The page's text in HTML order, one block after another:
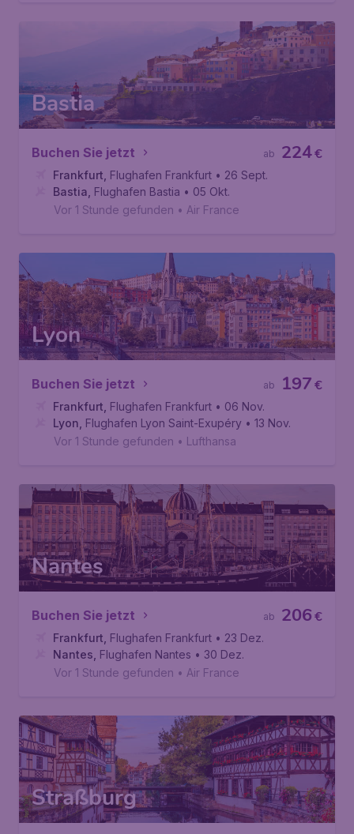
Bastia
Buchen Sie jetzt €
224
ab
Frankfurt Flughafen Frankfurt • 26 Sept.
Bastia Flughafen Bastia • 05 Okt.
Vor 1 Stunde gefunden • Air France
Lyon
Buchen Sie jetzt €
197
ab
Frankfurt Flughafen Frankfurt • 06 Nov.
Lyon Flughafen Lyon Saint-Exupéry • 13 Nov.
Vor 1 Stunde gefunden • Lufthansa
Nantes
Buchen Sie jetzt €
206
ab
Frankfurt Flughafen Frankfurt • 23 Dez.
Nantes Flughafen Nantes • 30 Dez.
Vor 1 Stunde gefunden • Air France
Straßburg